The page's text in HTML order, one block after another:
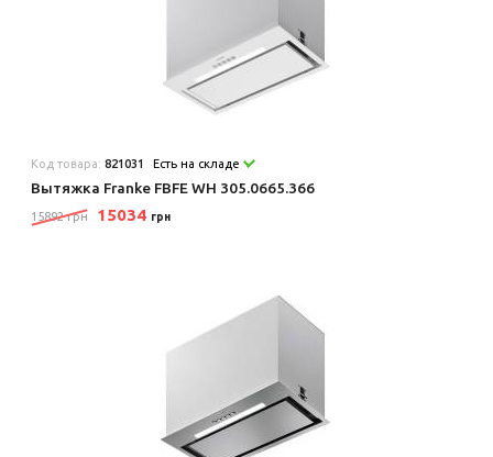
Код товара:821031 Есть на складе
Вытяжка Franke FBFE WH 305.0665.366
15892 грн 15034 грн